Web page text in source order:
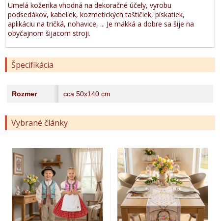
Umelá koženka vhodná na dekoračné účely, vyrobu
podsedákov, kabeliek, kozmetických taštičiek, pískatiek,
aplikáciu na tričká, nohavice, ... Je mäkká a dobre sa šije na
obyčajnom šijacom stroji.
Špecifikácia
Rozmer cca 50x140 cm
Vybrané články